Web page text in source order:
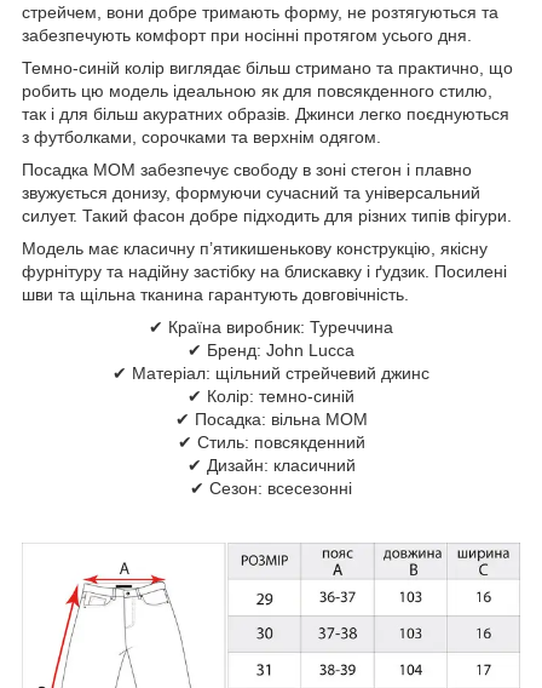
стрейчем, вони добре тримають форму, не розтягуються та
забезпечують комфорт при носінні протягом усього дня.
Темно-синій колір виглядає більш стримано та практично, що
робить цю модель ідеальною як для повсякденного стилю,
так і для більш акуратних образів. Джинси легко поєднуються
з футболками, сорочками та верхнім одягом.
Посадка MOM забезпечує свободу в зоні стегон і плавно
звужується донизу, формуючи сучасний та універсальний
силует. Такий фасон добре підходить для різних типів фігури.
Модель має класичну п’ятикишенькову конструкцію, якісну
фурнітуру та надійну застібку на блискавку і ґудзик. Посилені
шви та щільна тканина гарантують довговічність.
✔ Країна виробник: Туреччина
✔ Бренд: John Lucca
✔ Матеріал: щільний стрейчевий джинс
✔ Колір: темно-синій
✔ Посадка: вільна MOM
✔ Стиль: повсякденний
✔ Дизайн: класичний
✔ Сезон: всесезонні